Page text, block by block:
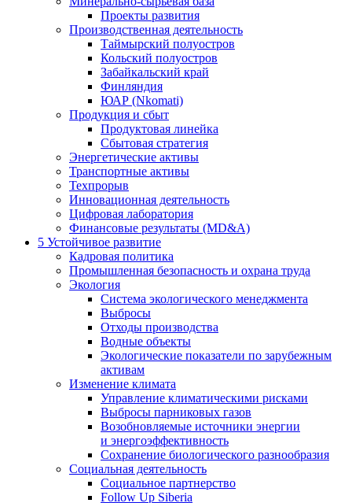
Проекты развития
Производственная деятельность
Таймырский полуостров
Кольский полуостров
Забайкальский край
Финляндия
ЮАР (Nkomati)
Продукция и сбыт
Продуктовая линейка
Сбытовая стратегия
Энергетические активы
Транспортные активы
Техпрорыв
Инновационная деятельность
Цифровая лаборатория
Финансовые результаты (MD&A)
5 Устойчивое развитие
Кадровая политика
Промышленная безопасность и охрана труда
Экология
Система экологического менеджмента
Выбросы
Отходы производства
Водные объекты
Экологические показатели по зарубежным
активам
Изменение климата
Управление климатическими рисками
Выбросы парниковых газов
Возобновляемые источники энергии
и энергоэффективность
Сохранение биологического разнообразия
Социальная деятельность
Социальное партнерство
Follow Up Siberia